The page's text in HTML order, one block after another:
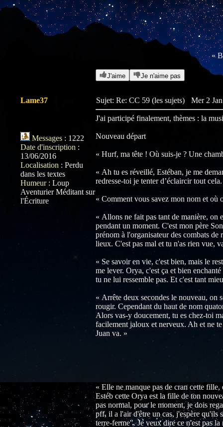
«
J'aime Je n'aime pas
Lame37
Messages : 1222
Date d'inscription :
13/06/2016
Localisation : Perdu
dans les textes
Humeur: Loup
Aventurier Méditant sur
l'Écriture
Sujet: Re: CC 59 (les sujets) Mer 2
J'ai participé finalement, thèmes : la
Nouveau départ
« Hurf, ma tête ! Où suis-je ? Une
« Ah tu es réveillé, Estéban, je me
redresse-toi je tenter d’éclaircir tout
« Comment vous savez mon nom et où
« Allons ne fait pas tant de manière, on
pendant un moment. C'est mon père
prénom à l'organisateur des combats
lieux. C'est pas mal et tu n'as rien vue,
« Se savoir en vie, c'est bien, mais le
me lever. Orya, c'est ça et bien
tu ne lui ressemble pas. Et c'est tant
« Arrête deux secondes le nouveau, on
rougir. Cependant du haut de nom
Alors vas-y doucement, tu es chez-toi
facilement jaloux et nerveux. Ah et ne
Juan va. »
« Elle ne manque pas de cran cette
Estéb cette Orya est la fille de ton
pas normal, pour le moment, je dois
pff, il a l'air d'être un cas, j'espère qu'ils
terre-ferme". Je veux dire ce n'est pas